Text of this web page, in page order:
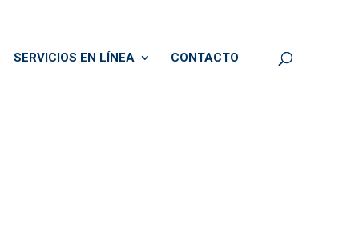
SERVICIOS EN LÍNEA CONTACTO